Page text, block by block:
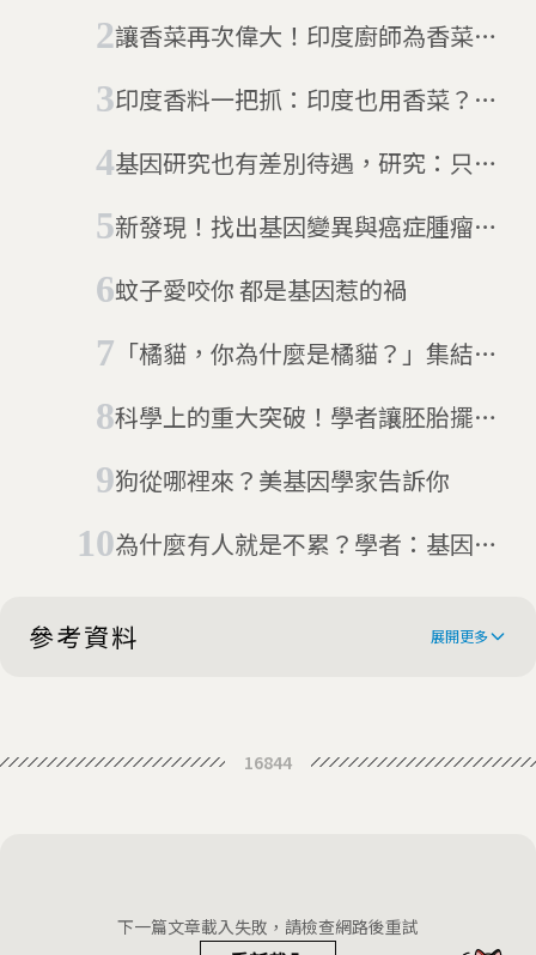
讓香菜再次偉大！印度廚師為香菜爭
印度香料一把抓：印度也用香菜？！
基因研究也有差別待遇，研究：只有
新發現！找出基因變異與癌症腫瘤的
蚊子愛咬你 都是基因惹的禍
「橘貓，你為什麼是橘貓？」集結全
基因秘密
科學上的重大突破！學者讓胚胎擺脫
狗從哪裡來？美基因學家告訴你
為什麼有人就是不累？學者：基因問
參考資料 展開更多
tastes like soap?
Why Does Cilantro Taste Like Soap
16844
下一篇文章載入失敗，請檢查網路後重試